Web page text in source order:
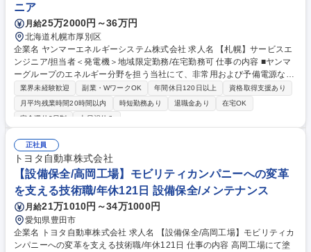
ニア
月給25万2000円～36万円
北海道札幌市厚別区
企業名 ヤンマーエネルギーシステム株式会社 求人名 【札幌】サービスエ
ンジニア/担当者＜発電機＞地域限定勤務/在宅勤務可 仕事の内容 ■ヤンマ
ーグループのエネルギー分野を担う当社にて、非常用および予備電源など
に採用されている、学校・ホテル・病院・ビルなどの公共施設で活躍する
『発電機』のメンテナンス・定期点検等をご担当いただきます。 ■非常用
発電機は非常時に稼働することが求められるため、定期的なメンテナンス
耗部品の交換、修理対応など予防保全の対応をお任せします。※他、見積
書・作業工程表・協力店に対する作業指示書の作成など事務作業 ■必要な
知識や技術は研修やOJT(まずは先輩とペアで業務)で身に着けていただき
ます。※資格取得における受験料の負担や報奨金制度もご用意 募集職種
【札幌】サービスエンジニア/担当者＜発電機＞地域限定勤務/在宅勤務可
業界未経験歓迎 副業・WワークOK 年間休日120日以上
資格取得支援あり
月平均残業時間20時間以内
時短勤務あり 退職金あり
在宅OK
完全週休2日制
土日祝休み
正社員
トヨタ自動車株式会社
【設備保全/高岡工場】モビリティカンパニーへの変革
を支える技術職/年休121日 設備保全/メンテナンス
月給21万1010円～34万1000円
愛知県豊田市
企業名 トヨタ自動車株式会社 求人名 【設備保全/高岡工場】モビリティカ
ンパニーへの変革を支える技術職/年休121日 仕事の内容 高岡工場にて塗